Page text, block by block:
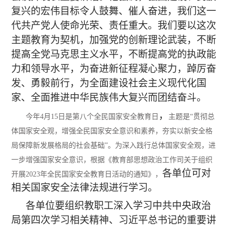
复兴的宏伟目标令人鼓舞、催人奋进，我们这一
代共产党人使命光荣、责任重大。我们要以这次
主题教育为契机，加强党的创新理论武装，不断
提高全党马克思主义水平，不断提高党的执政能
力和领导水平，为奋进新征程凝心聚力，踔厉奋
发、勇毅前行，为全面建设社会主义现代化国
家、全面推进中华民族伟大复兴而团结奋斗。
今年4月15日是第八个全民国家安全教育日 ， 主题是“贯彻总
体国家安全观，增强全民国家安全意识和素养，夯实以新安全格
局保障新发展格局的社会基础”。为深入践行总体国家安全观，进
一步增强国家安全意识，根据《教育部思想政治工作司关于组织
开展2023年全民国家安全教育日活动的通知》，各单位可对
相关国家安全法律法规进行学习。
各单位要组织教职工深入学习中共中央政治
局第 四次学习相关精神、 习近平总书记的重要讲